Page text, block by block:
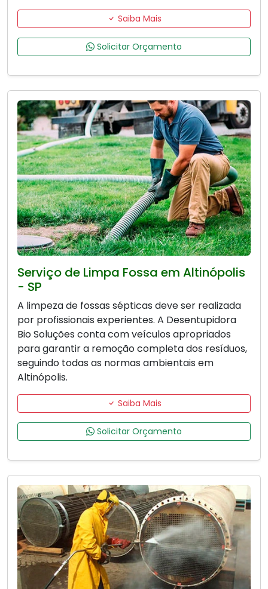
Saiba Mais
Solicitar Orçamento
Serviço de Limpa Fossa em Altinópolis
- SP
A limpeza de fossas sépticas deve ser realizada
por profissionais experientes. A Desentupidora
Bio Soluções conta com veículos apropriados
para garantir a remoção completa dos resíduos,
seguindo todas as normas ambientais em
Altinópolis.
Saiba Mais
Solicitar Orçamento